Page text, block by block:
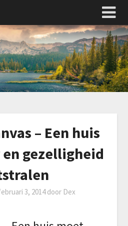
– Een huis
gezelligheid
3, 2014door Dex